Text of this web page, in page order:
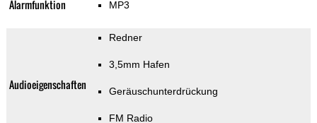
Alarmfunktion
MP3
Audioeigenschaften
Redner
3,5mm Hafen
Geräuschunterdrückung
FM Radio